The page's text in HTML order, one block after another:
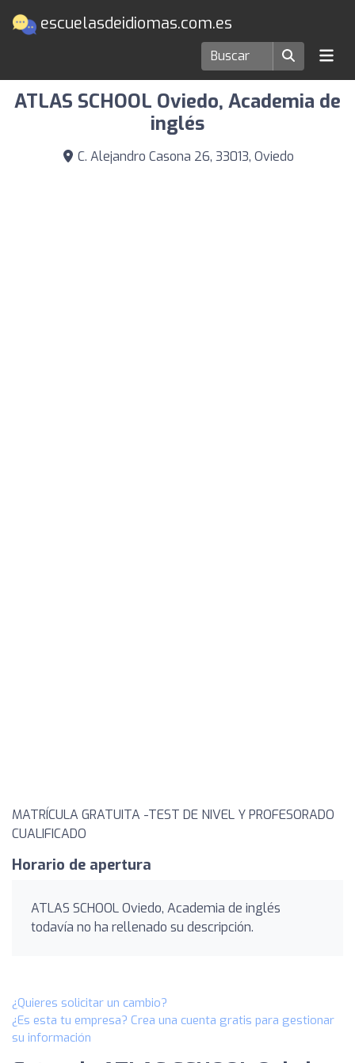
escuelasdeidiomas.com.es
Escuelas de idiomas en Oviedo
ATLAS SCHOOL Oviedo, Academia de
inglés
C. Alejandro Casona 26, 33013, Oviedo
MATRÍCULA GRATUITA -TEST DE NIVEL Y PROFESORADO
CUALIFICADO
Horario de apertura
ATLAS SCHOOL Oviedo, Academia de inglés
todavía no ha rellenado su descripción.
¿Quieres solicitar un cambio?
¿Es esta tu empresa? Crea una cuenta gratis para gestionar
su información